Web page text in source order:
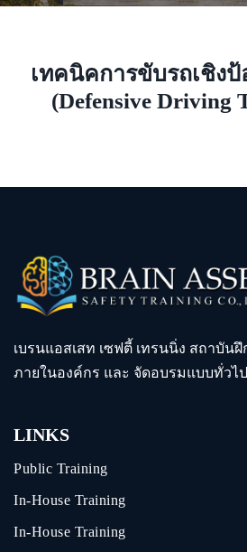
เทคนิคการขับรถเชิง
(Defensive Driving
เบรนแอสเสท เซฟตี้ เทรนนิ่ง สถาบัน
ภายในองค์กร และ จัดอบรมแบบทั่วไป
LINKS
Public Training
In-House Training
In-House Training